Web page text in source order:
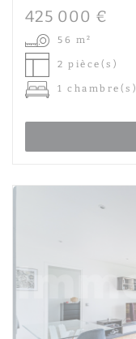
425 000 €
56 m²
2 pièce(s)
1 chambre(s)